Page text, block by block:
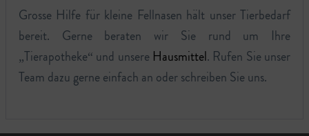
Grosse Hilfe für kleine Fellnasen hält unser Tierbedarf
bereit. Gerne beraten wir Sie rund um Ihre
„Tierapotheke“ und unsere Hausmittel. Rufen Sie unser
Team dazu gerne einfach an oder schreiben Sie uns.